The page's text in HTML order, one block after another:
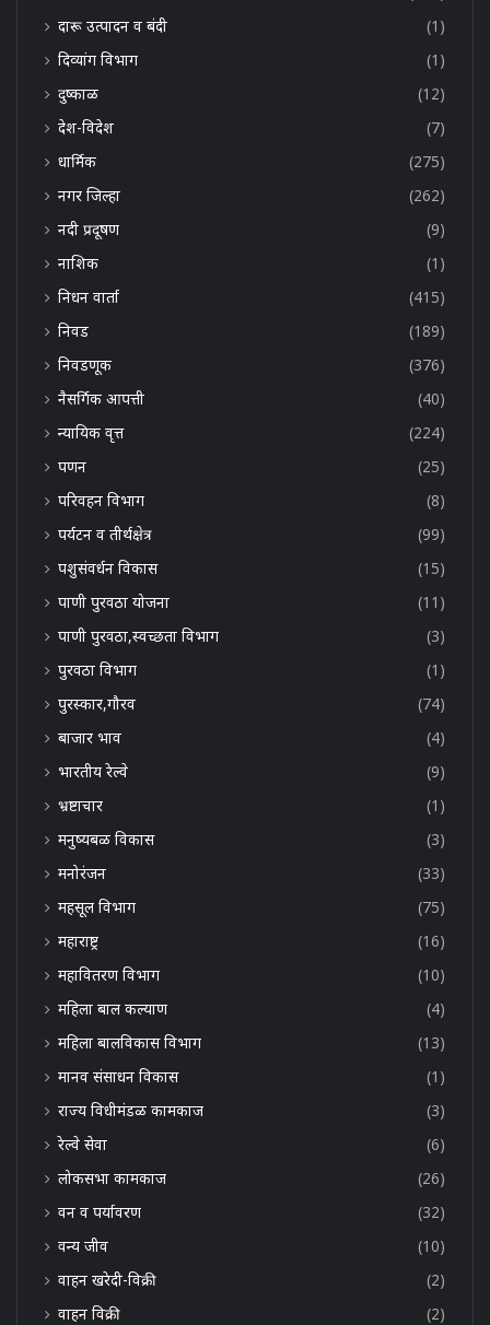
दारू उत्पादन व बंदी
(1)
दिव्यांग विभाग
(1)
दुष्काळ
(12)
देश-विदेश
(7)
धार्मिक
(275)
नगर जिल्हा
(262)
नदी प्रदूषण
(9)
नाशिक
(1)
निधन वार्ता
(415)
निवड
(189)
निवडणूक
(376)
नैसर्गिक आपत्ती
(40)
न्यायिक वृत्त
(224)
पणन
(25)
परिवहन विभाग
(8)
पर्यटन व तीर्थक्षेत्र
(99)
पशुसंवर्धन विकास
(15)
पाणी पुरवठा योजना
(11)
पाणी पुरवठा,स्वच्छता विभाग
(3)
पुरवठा विभाग
(1)
पुरस्कार,गौरव
(74)
बाजार भाव
(4)
भारतीय रेल्वे
(9)
भ्रष्टाचार
(1)
मनुष्यबळ विकास
(3)
मनोरंजन
(33)
महसूल विभाग
(75)
महाराष्ट्र
(16)
महावितरण विभाग
(10)
महिला बाल कल्याण
(4)
महिला बालविकास विभाग
(13)
मानव संसाधन विकास
(1)
राज्य विधीमंडळ कामकाज
(3)
रेल्वे सेवा
(6)
लोकसभा कामकाज
(26)
वन व पर्यावरण
(32)
वन्य जीव
(10)
वाहन खरेदी-विक्री
(2)
वाहन विक्री
(2)